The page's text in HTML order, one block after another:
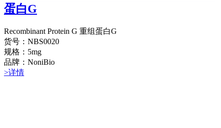
蛋白G
Recombinant Protein G 重组蛋白G
货号：NBS0020
规格：5mg
品牌：NoniBio
>详情